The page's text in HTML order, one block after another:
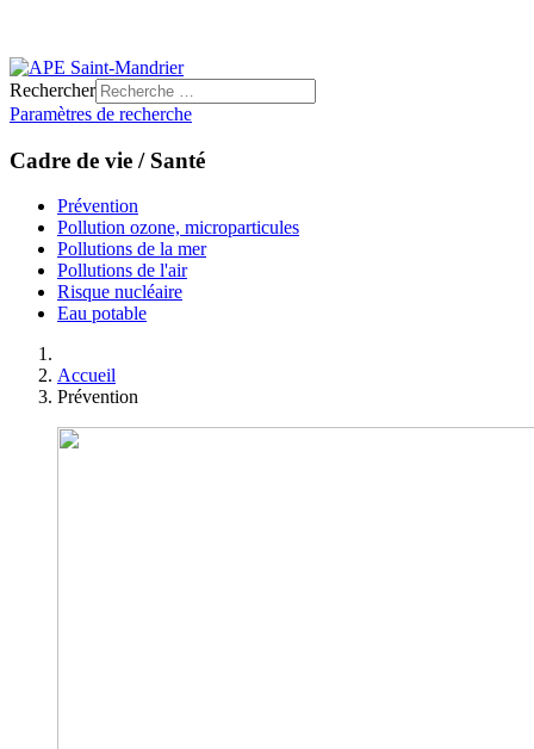
Rechercher
Paramètres de recherche
Cadre de vie / Santé
Prévention
Pollution ozone, microparticules
Pollutions de la mer
Pollutions de l'air
Risque nucléaire
Eau potable
Accueil
Prévention